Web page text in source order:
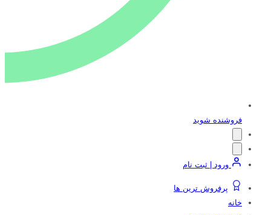
فروشنده شوید
ورود | ثبت نام
پرفروش ترین ها
خانه